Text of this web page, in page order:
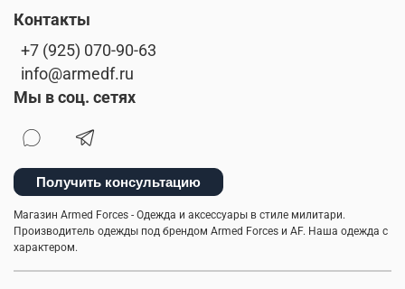
Контакты
+7 (925) 070-90-63
info@armedf.ru
Мы в соц. сетях
Получить консультацию
Магазин Armed Forces - Одежда и аксессуары в стиле милитари.
Производитель одежды под брендом Armed Forces и AF. Наша одежда с
характером.